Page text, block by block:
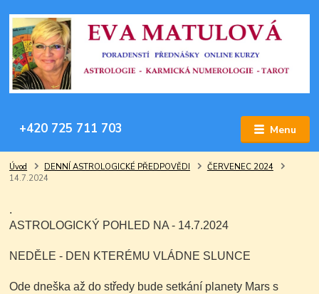
Menu
+420 725 711 703
Úvod DENNÍ ASTROLOGICKÉ PŘEDPOVĚDI
ČERVENEC 2024
14.7.2024
.
ASTROLOGICKÝ POHLED NA - 14.7.2024
NEDĚLE - DEN KTERÉMU VLÁDNE SLUNCE
Ode dneška až do středy bude setkání planety Mars s